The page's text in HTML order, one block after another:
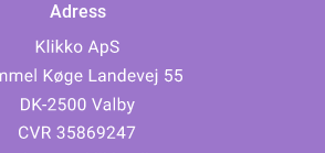
Adress